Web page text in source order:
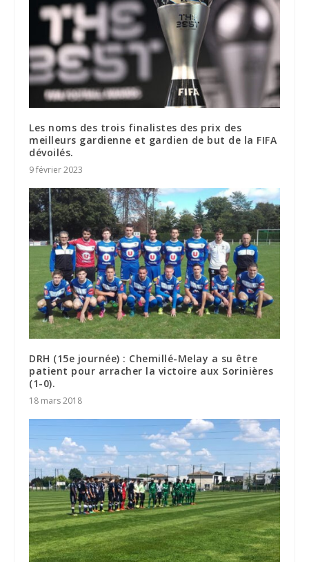
Les noms des trois finalistes des prix des
meilleurs gardienne et gardien de but de la FIFA
dévoilés.
9 février 2023
DRH (15e journée) : Chemillé-Melay a su être
patient pour arracher la victoire aux Sorinières
(1-0).
18 mars 2018